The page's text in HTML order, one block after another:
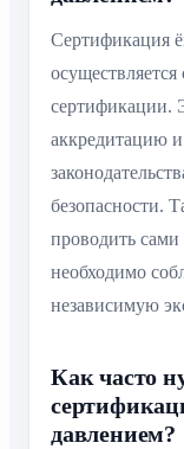
Сертификация
сертификации.
аккредитацию и
безопасности.
проводить
необходимо
независимую
Как часто
давлением?